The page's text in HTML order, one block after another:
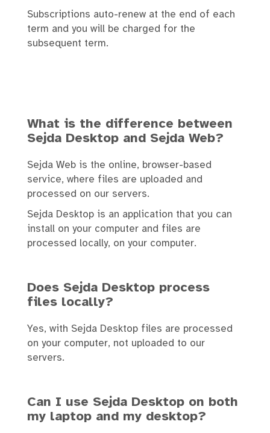
Subscriptions auto-renew at the end of each
term and you will be charged for the
subsequent term.
What is the difference between
Sejda Desktop and Sejda Web?
Sejda Web is the online, browser-based
service, where files are uploaded and
processed on our servers.
Sejda Desktop is an application that you can
install on your computer and files are
processed locally, on your computer.
Does Sejda Desktop process
files locally?
Yes, with Sejda Desktop files are processed
on your computer, not uploaded to our
servers.
Can I use Sejda Desktop on both
my laptop and my desktop?